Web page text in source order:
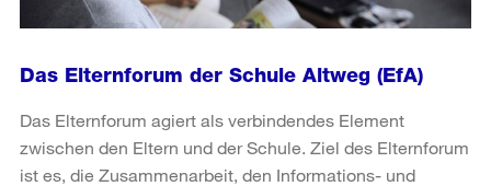
Das Elternforum der Schule Altweg (EfA)
Das Elternforum agiert als verbindendes Element
zwischen den Eltern und der Schule. Ziel des Elternforum
ist es, die Zusammenarbeit, den Informations- und